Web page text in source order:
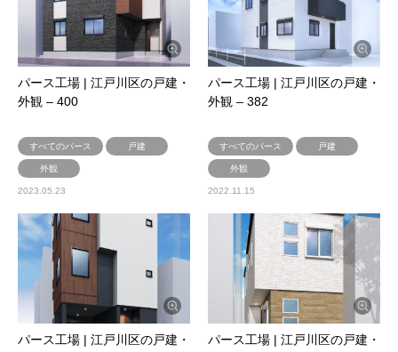
パース工場 | 江戸川区の戸建・
外観 – 400
すべてのパース 戸建
外観
2023.05.23
パース工場 | 江戸川区の戸建・
外観 – 382
すべてのパース 戸建
外観
2022.11.15
パース工場 | 江戸川区の戸建・
パース工場 | 江戸川区の戸建・